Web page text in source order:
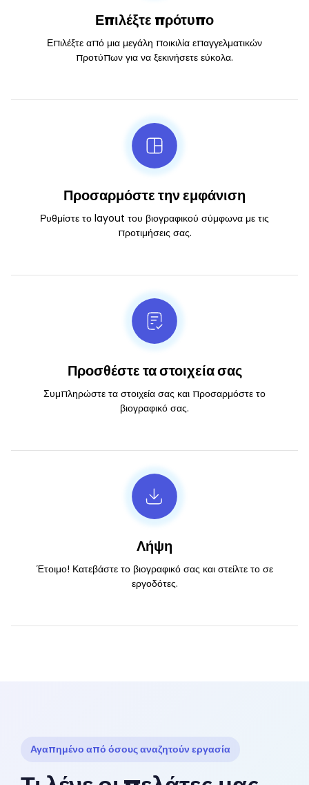
Επιλέξτε πρότυπο
Επιλέξτε από μια μεγάλη ποικιλία επαγγελματικών
προτύπων για να ξεκινήσετε εύκολα.
Προσαρμόστε την εμφάνιση
Ρυθμίστε το layout του βιογραφικού σύμφωνα με τις
προτιμήσεις σας.
Προσθέστε τα στοιχεία σας
Συμπληρώστε τα στοιχεία σας και προσαρμόστε το
βιογραφικό σας.
Λήψη
Έτοιμο! Κατεβάστε το βιογραφικό σας και στείλτε το σε
εργοδότες.
Αγαπημένο από όσους αναζητούν εργασία